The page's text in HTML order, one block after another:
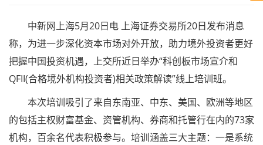
中新网上海5月20日电 上海证券交易所20日发布消息
称，为进一步深化资本市场对外开放，助力境外投资者更好
把握中国投资机遇，上交所近日举办“科创板市场宣介和
QFII(合格境外机构投资者)相关政策解读”线上培训班。
本次培训吸引了来自东南亚、中东、美国、欧洲等地区
的包括主权财富基金、资管机构、券商和托管行在内的73家
机构，百余名代表积极参与。培训涵盖三大主题：一是系统